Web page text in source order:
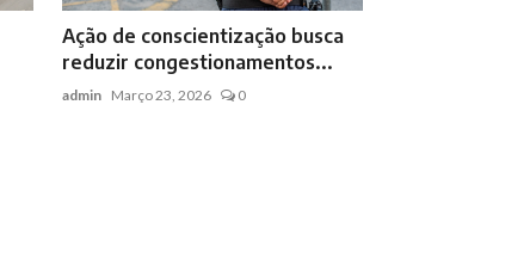
Ação de conscientização busca
reduzir congestionamentos...
admin Março 23, 2026 0